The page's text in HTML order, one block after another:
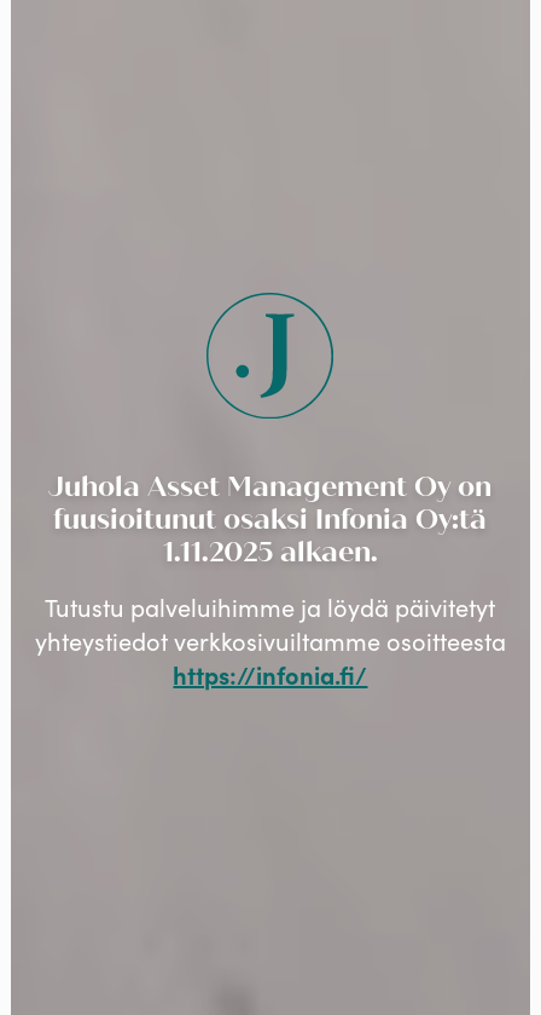
Juhola Asset Management Oy on
fuusioitunut osaksi Infonia Oy:tä
1.11.2025 alkaen.
Tutustu palveluihimme ja löydä päivitetyt
yhteystiedot verkkosivuiltamme osoitteesta
https://infonia.fi/